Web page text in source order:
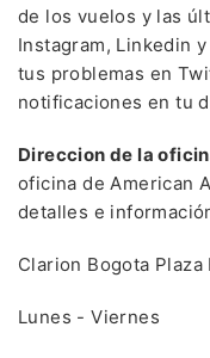
de los vuelos y las
Instagram, Linkedin
tus problemas en
notificaciones en tu
Direccion de la
oficina de American
detalles e
Clarion Bogota
Lunes - Viernes